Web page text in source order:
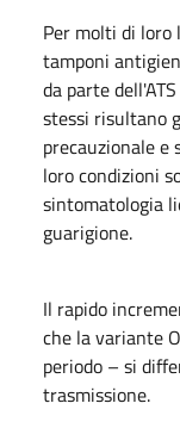
Per molti di
tamponi
da parte
stessi risultano
precauzionale e
loro condizioni
sintomatologia
guarigione.
Il rapido
che la variante
periodo – si
trasmissione.